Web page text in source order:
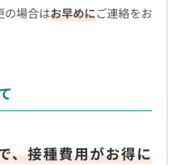
場合はお早めにご連絡をお
、接種費用がお得に